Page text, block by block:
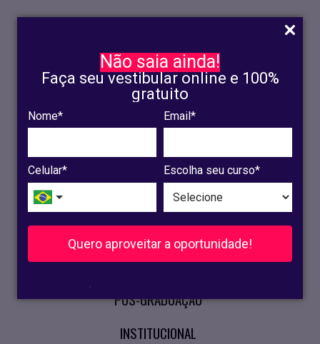
Não saia ainda!
Faça seu vestibular online e 100%
gratuito
Nome* Email*
Celular* Escolha seu curso*
Quero aproveitar a oportunidade!
.
INSCRIÇÃO
OLINDA
RECIFE
VESTIBULAR
CURSOS PRESENCIAIS
PÓS-GRADUAÇÃO
INSTITUCIONAL